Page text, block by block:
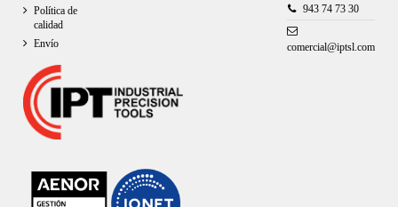
Política de
calidad
Envío
943 74 73 30
comercial@iptsl.com